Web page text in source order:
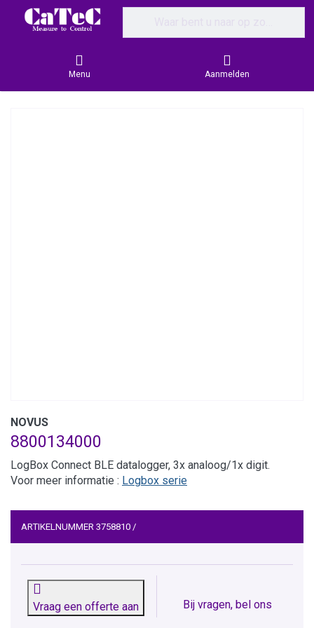
Menu Aanmelden
NOVUS
8800134000
LogBox Connect BLE datalogger, 3x analoog/1x digit.
Voor meer informatie : Logbox serie
ARTIKELNUMMER 3758810 /
Vraag een offerte aan Bij vragen, bel ons